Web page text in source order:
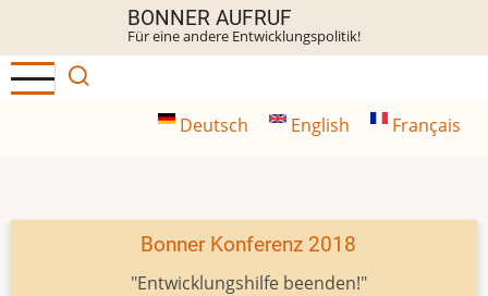
Inhalt
BONNER AUFRUF
Für eine andere Entwicklungspolitik!
Deutsch English Français
Bonner Konferenz 2018
"Entwicklungshilfe beenden!"